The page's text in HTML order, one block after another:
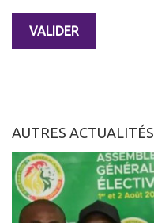
AUTRES ACTUALITÉS